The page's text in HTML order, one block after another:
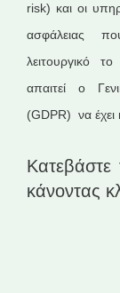
risk) και οι
ασφάλειας
λειτουργικό
απαιτεί ο
(GDPR) να έχει
Κατεβάστε
κάνοντας